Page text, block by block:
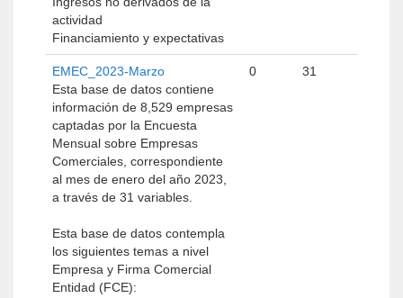
actividad
Financiamiento y expectativas
EMEC_2023-Marzo
Esta base de datos contiene
información de 8,529 empresas
captadas por la Encuesta
Mensual sobre Empresas
Comerciales, correspondiente
al mes de enero del año 2023,
a través de 31 variables.
Esta base de datos contempla
los siguientes temas a nivel
Empresa y Firma Comercial
Entidad (FCE):
0 31